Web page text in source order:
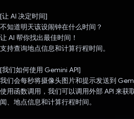
[让 AI 决定时间]
不知道明天该设闹钟在什么时间？
让 AI 帮你找出最佳时间！
支持查询地点信息和计算行程时间。
[我们如何使用 Gemini API]
我们会每秒将摄像头图片和提示发送到
使用函数调用，我们可以调用外部 API 来获
闻、地点信息和计算行程时间。